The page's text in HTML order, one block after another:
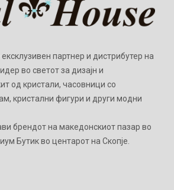
партнер и дистрибутер на
во светот за дизајн и
од кристали, часовници со
кристални фигури и други модни
брендот на македонскиот пазар во
Бутик во центарот на Скопје.